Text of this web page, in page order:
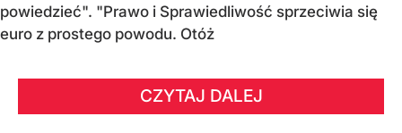
powiedzieć". "Prawo i Sprawiedliwość sprzeciwia się
euro z prostego powodu. Otóż
CZYTAJ DALEJ